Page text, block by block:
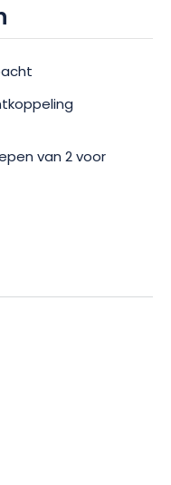
van 2 voor